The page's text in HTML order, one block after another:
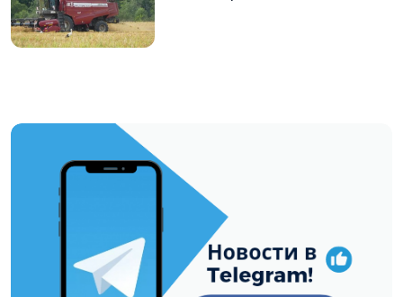
https://t.me/minskctvby